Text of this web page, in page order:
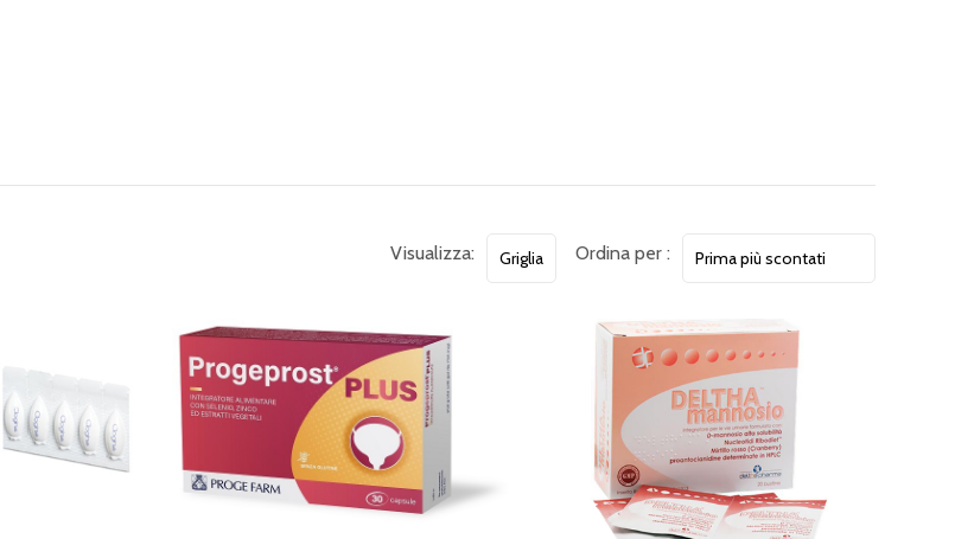
Visualizza: Ordina per :